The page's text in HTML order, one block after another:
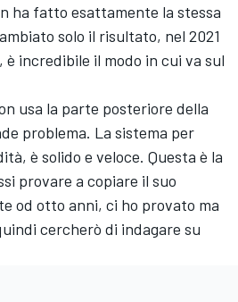
ha fatto esattamente la stessa
solo il risultato, nel 2021
è incredibile il modo in cui va sul
usa la parte posteriore della
problema. La sistema per
è solido e veloce. Questa è la
provare a copiare il suo
od otto anni, ci ho provato ma
cercherò di indagare su